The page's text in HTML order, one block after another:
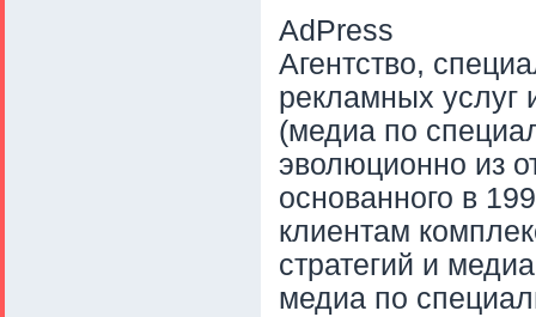
AdPress
Агентство,
рекламных услуг
(медиа по
эволюционно из
основанного в
клиентам
стратегий и
медиа по